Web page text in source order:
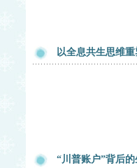
以全息共生思维
“川普账户”背后